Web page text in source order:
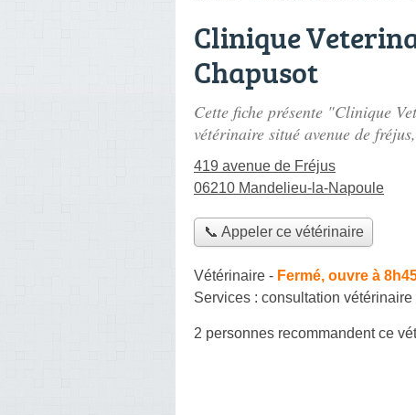
Clinique
Chapusot
Cette fiche présente "Clinique
vétérinaire situé avenue de fréjus
419 avenue de Fréjus
06210 Mandelieu-la-Napoule
📞 Appeler ce vétérinaire
Vétérinaire - Fermé, ouvre à
Services : consultation vétérinaire
2 personnes recommandentce